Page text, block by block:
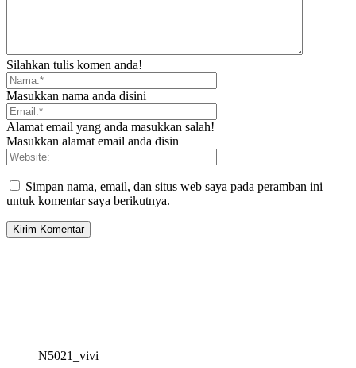
Silahkan tulis komen anda!
Masukkan nama anda disini
Alamat email yang anda masukkan salah!
Masukkan alamat email anda disin
Simpan nama, email, dan situs web saya pada peramban ini
untuk komentar saya berikutnya.
N5021_vivi